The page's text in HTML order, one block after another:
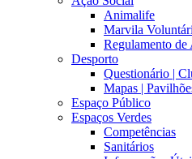
Animalife
Marvila
Regulamento de
Desporto
Questionário |
Mapas |
Espaço Público
Espaços Verdes
Competências
Sanitários